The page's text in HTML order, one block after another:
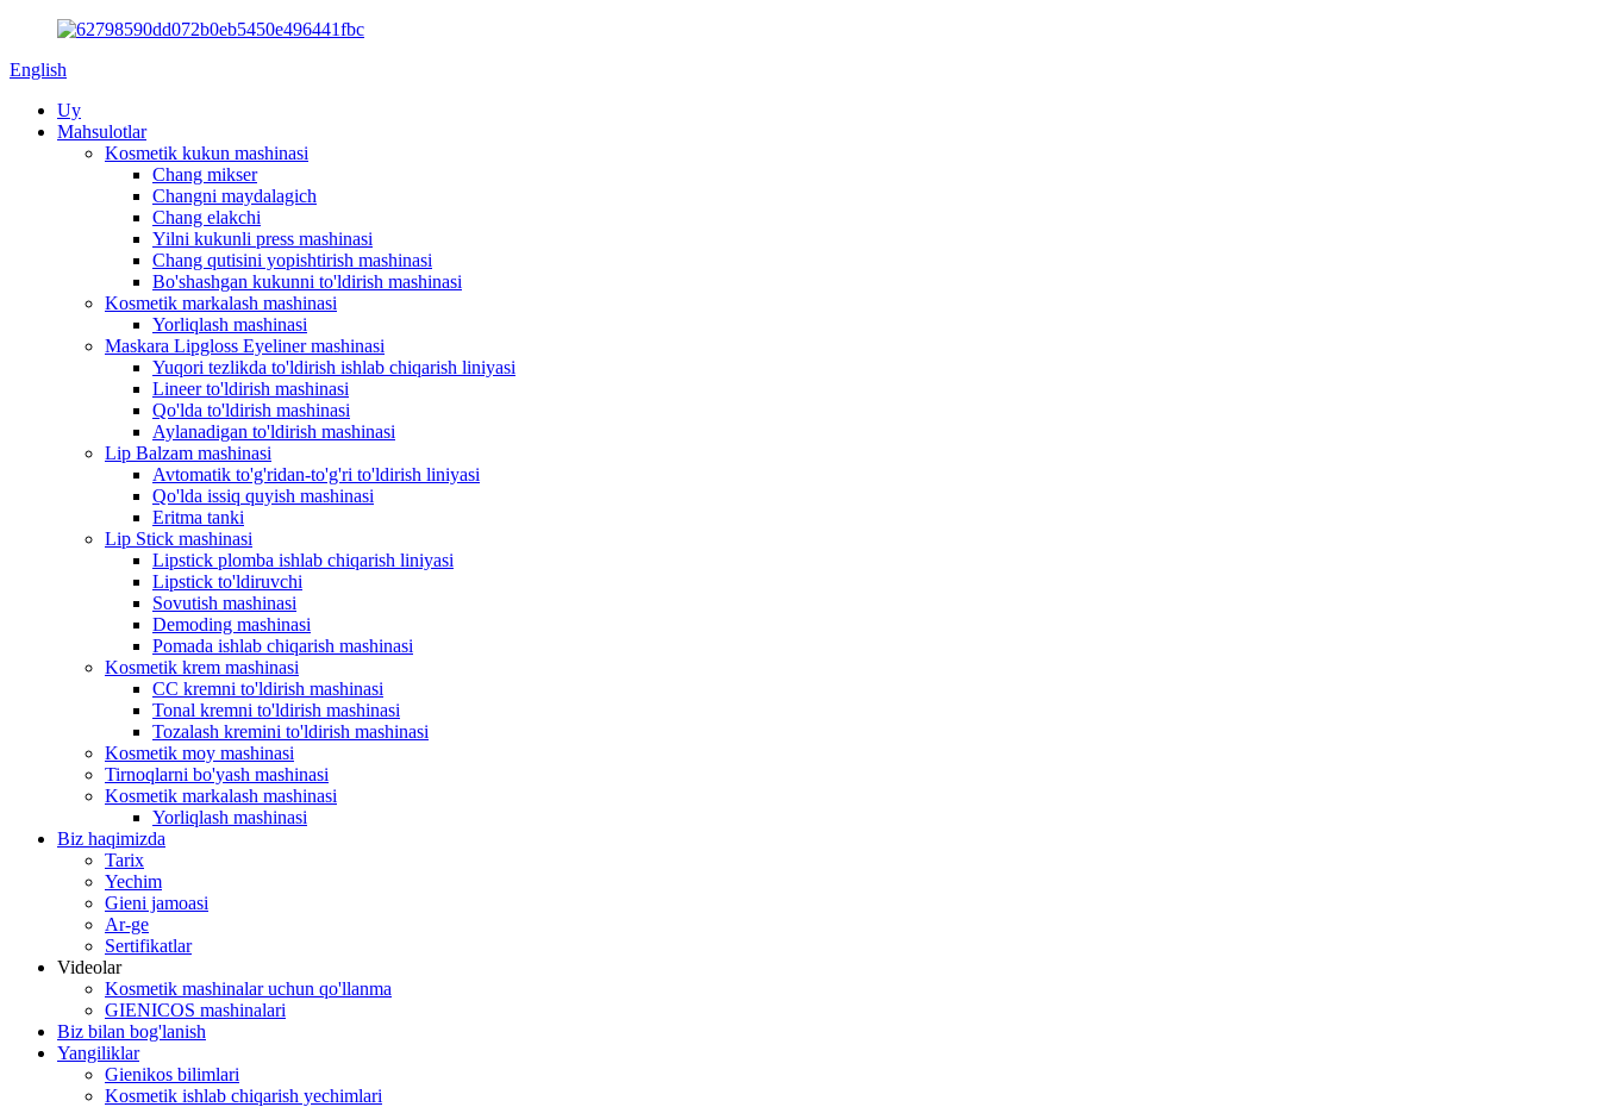
English
Uy
Mahsulotlar
Kosmetik kukun mashinasi
Chang mikser
Changni maydalagich
Chang elakchi
Yilni kukunli press mashinasi
Chang qutisini yopishtirish mashinasi
Bo'shashgan kukunni to'ldirish mashinasi
Kosmetik markalash mashinasi
Yorliqlash mashinasi
Maskara Lipgloss Eyeliner mashinasi
Yuqori tezlikda to'ldirish ishlab chiqarish liniyasi
Lineer to'ldirish mashinasi
Qo'lda to'ldirish mashinasi
Aylanadigan to'ldirish mashinasi
Lip Balzam mashinasi
Avtomatik to'g'ridan-to'g'ri to'ldirish liniyasi
Qo'lda issiq quyish mashinasi
Eritma tanki
Lip Stick mashinasi
Lipstick plomba ishlab chiqarish liniyasi
Lipstick to'ldiruvchi
Sovutish mashinasi
Demoding mashinasi
Pomada ishlab chiqarish mashinasi
Kosmetik krem ​​mashinasi
CC kremni to'ldirish mashinasi
Tonal kremni to'ldirish mashinasi
Tozalash kremini to'ldirish mashinasi
Kosmetik moy mashinasi
Tirnoqlarni bo'yash mashinasi
Kosmetik markalash mashinasi
Yorliqlash mashinasi
Biz haqimizda
Tarix
Yechim
Gieni jamoasi
Ar-ge
Sertifikatlar
Videolar
Kosmetik mashinalar uchun qo'llanma
GIENICOS mashinalari
Biz bilan bog'lanish
Yangiliklar
Gienikos bilimlari
Kosmetik ishlab chiqarish yechimlari